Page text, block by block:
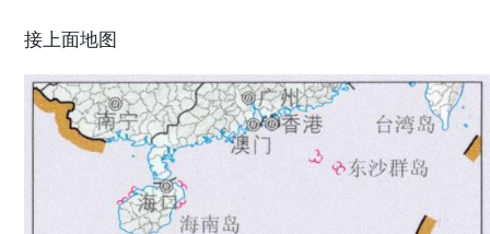
接上面地图